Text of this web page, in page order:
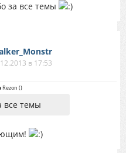
за все темы
в 17:53
Rezon ()
все темы